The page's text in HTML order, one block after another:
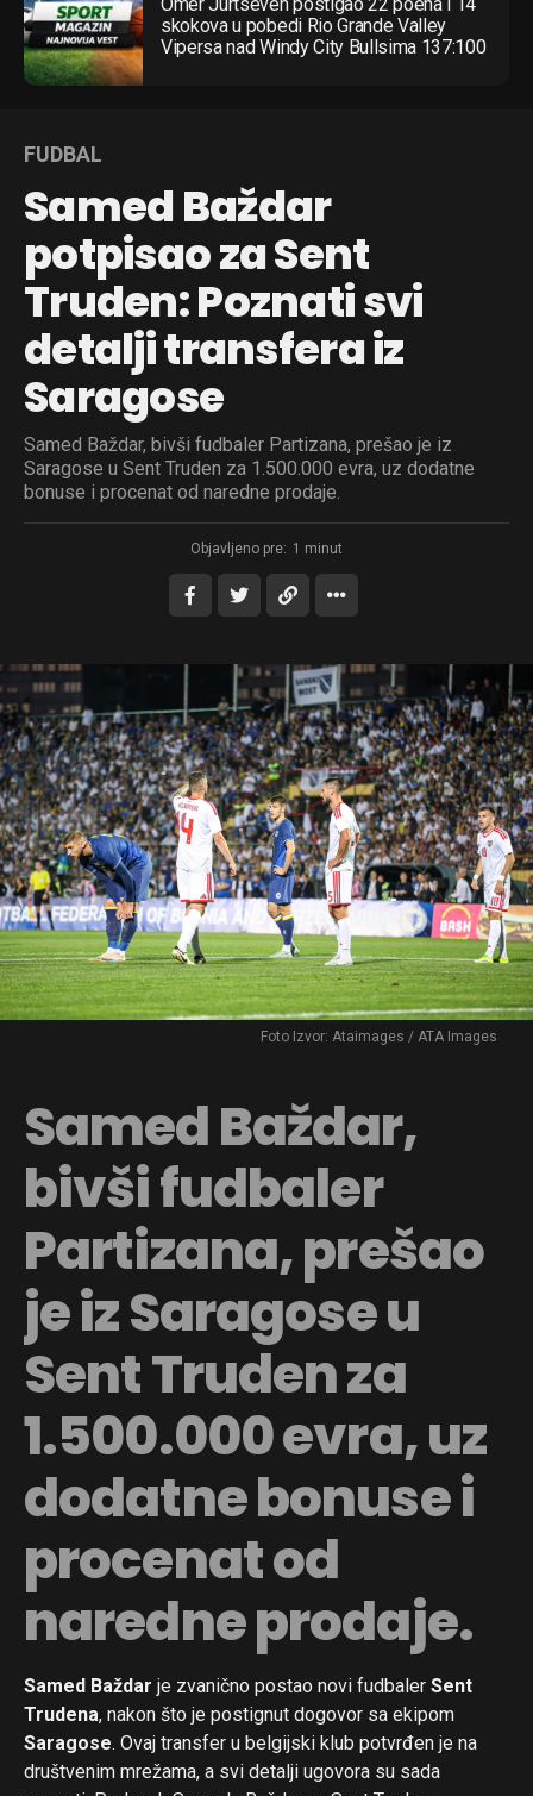
skokova u pobedi Rio Grande Valley
Vipersa nad Windy City Bullsima 137:100
FUDBAL
Samed Baždar
potpisao za Sent
Truden: Poznati svi
detalji transfera iz
Saragose
Samed Baždar, bivši fudbaler Partizana, prešao je iz
Saragose u Sent Truden za 1.500.000 evra, uz dodatne
bonuse i procenat od naredne prodaje.
Objavljeno pre: 1 minut
Foto Izvor: Ataimages / ATA Images
Samed Baždar,
bivši fudbaler
Partizana, prešao
je iz Saragose u
Sent Truden za
1.500.000 evra, uz
dodatne bonuse i
procenat od
naredne prodaje.
Samed Baždar je zvanično postao novi fudbaler Sent
Trudena, nakon što je postignut dogovor sa ekipom
Saragose. Ovaj transfer u belgijski klub potvrđen je na
društvenim mrežama, a svi detalji ugovora su sada